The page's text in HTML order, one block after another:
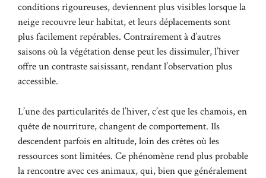
conditions rigoureuses, deviennent plus visibles lorsque la
neige recouvre leur habitat, et leurs déplacements sont
plus facilement repérables. Contrairement à d’autres
saisons où la végétation dense peut les dissimuler, l’hiver
offre un contraste saisissant, rendant l’observation plus
accessible.
L’une des particularités de l’hiver, c’est que les chamois, en
quête de nourriture, changent de comportement. Ils
descendent parfois en altitude, loin des crêtes où les
ressources sont limitées. Ce phénomène rend plus probable
la rencontre avec ces animaux, qui, bien que généralement